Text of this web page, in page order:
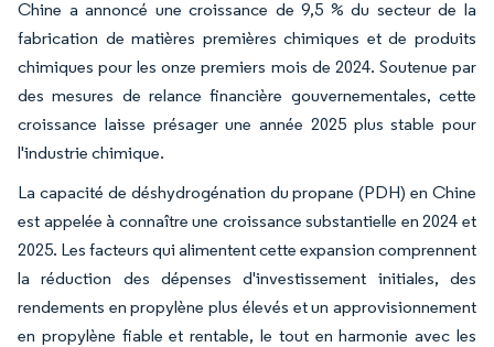
Chine a annoncé une croissance de 9,5 % du secteur de la
fabrication de matières premières chimiques et de produits
chimiques pour les onze premiers mois de 2024. Soutenue par
des mesures de relance financière gouvernementales, cette
croissance laisse présager une année 2025 plus stable pour
l'industrie chimique.
La capacité de déshydrogénation du propane (PDH) en Chine
est appelée à connaître une croissance substantielle en 2024 et
2025. Les facteurs qui alimentent cette expansion comprennent
la réduction des dépenses d'investissement initiales, des
rendements en propylène plus élevés et un approvisionnement
en propylène fiable et rentable, le tout en harmonie avec les